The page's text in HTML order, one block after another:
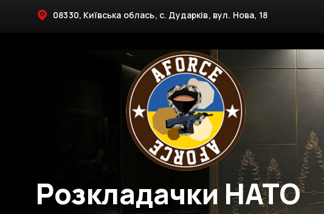
08330, Київська облась, с. Дударків, вул. Нова, 18
Розкладачки НАТО